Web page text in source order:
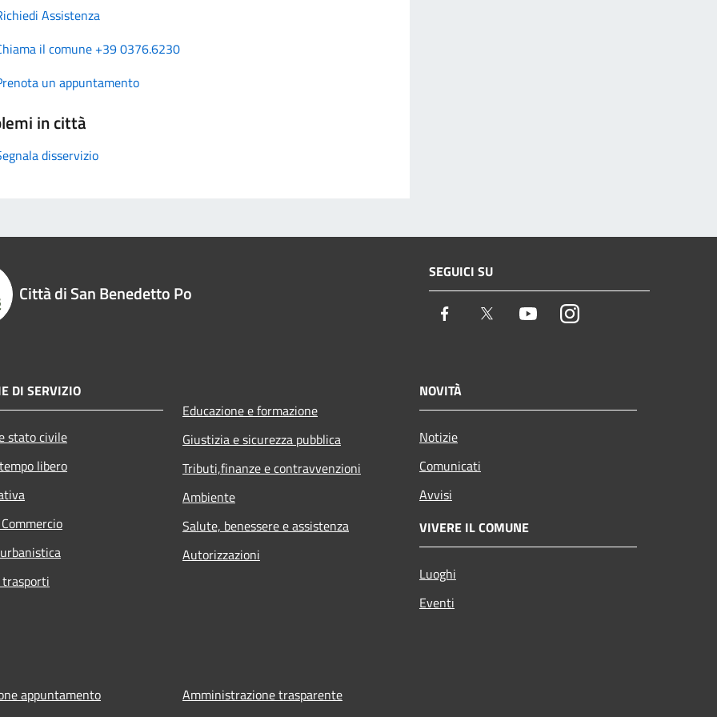
Assistenza
il comune +39 0376.6230
un appuntamento
in città
disservizio
Città di San Benedetto Po
SEGUICI SU
Facebook Twitter YoutubeInstagram
DI SERVIZIO
stato civile
libero
Educazione e formazione
Giustizia e sicurezza pubblica
Tributi,finanze e contravvenzioni
Ambiente
Salute, benessere e assistenza
Autorizzazioni
NOVITÀ
Notizie
Comunicati
Avvisi
VIVERE IL COMUNE
Luoghi
Eventi
appuntamento
Amministrazione trasparente